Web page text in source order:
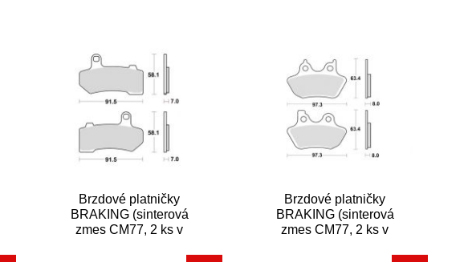
Brzdové platničky
BRAKING (sinterová
zmes CM77, 2 ks v
Brzdové platničky
BRAKING (sinterová
zmes CM77, 2 ks v